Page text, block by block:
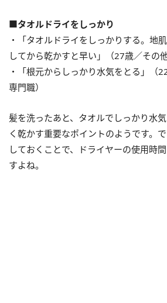
■タオルドライをしっかり
・「タオルドライをしっかりする。地
してから乾かすと早い」（27歳／その他
・「根元からしっかり水気をとる」（
専門職）
髪を洗ったあと、タオルでしっかり水
く乾かす重要なポイントのようです。
しておくことで、ドライヤーの使用時
すよね。